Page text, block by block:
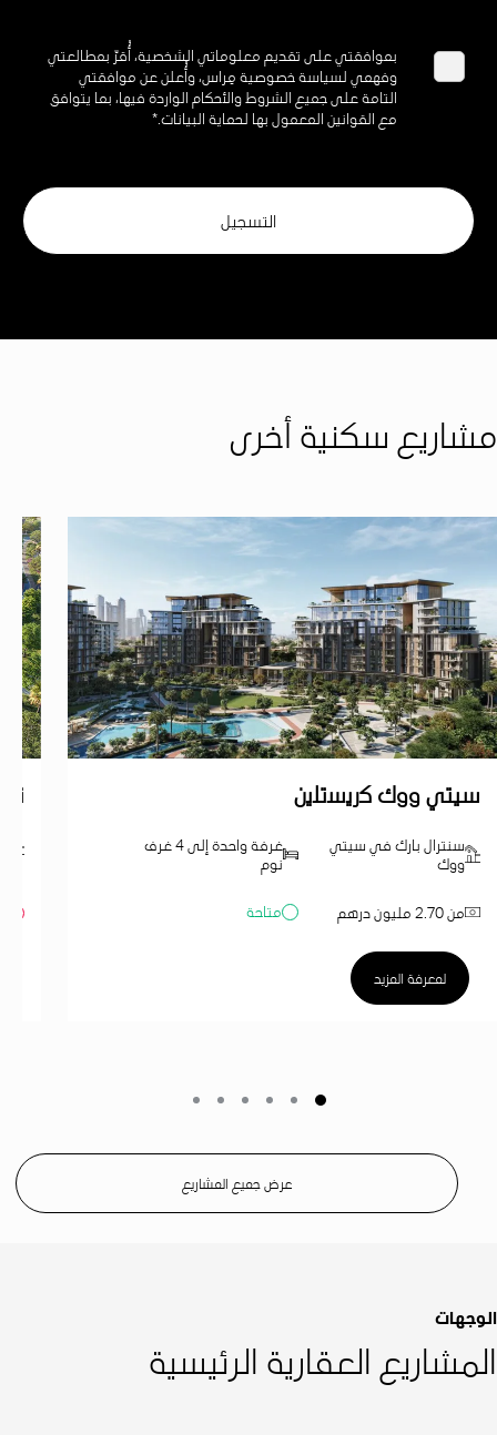
بموافقتي على تقديم معلوماتي الشخصية، أُقرّ بمطالعتي
وفهمي لسياسة خصوصية مِراس، وأُعلن عن موافقتي
التامة على جميع الشروط والأحكام الواردة فيها، بما يتوافق
مع القوانين المعمول بها لحماية البيانات.*
مشاريع سكنية أخرى
عرض جميع المشاريع
سيتي ووك ﻛرﯾﺳﺗﻠﯾن
سنترال بارك في سيتي
ووك
غرفة واحدة إلى 4 غرف
نوم
من 2.70 مليون درهم متاحة
لمعرفة المزيد
الوجهات
المشاريع العقارية الرئيسية